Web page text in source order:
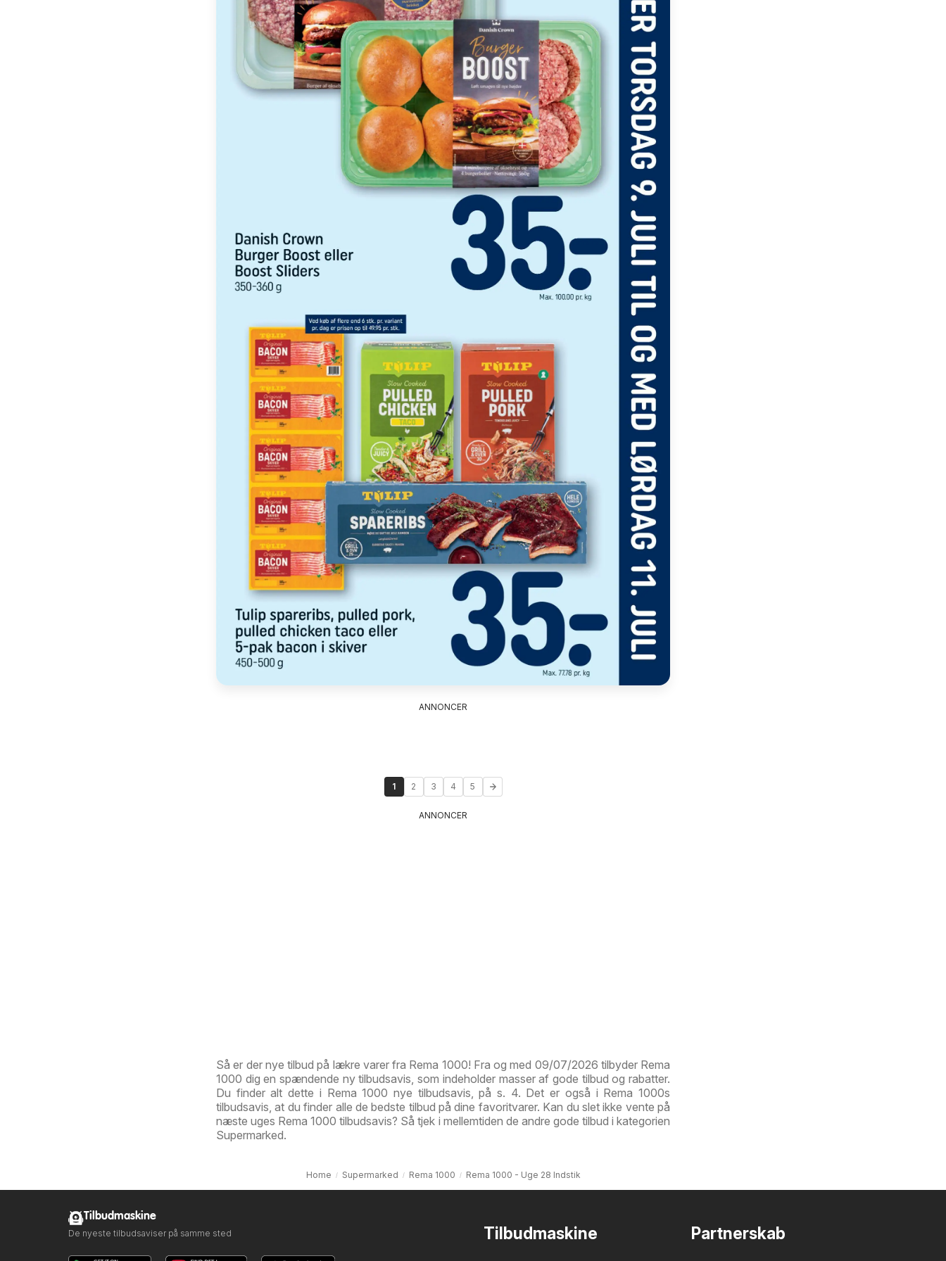
ANNONCER
1 2 3 4 5
ANNONCER
Så er der nye tilbud på lækre varer fra Rema 1000! Fra og med 09/07/2026 tilbyder Rema
1000 dig en spændende ny tilbudsavis, som indeholder masser af gode tilbud og rabatter.
Du finder alt dette i Rema 1000 nye tilbudsavis, på s. 4. Det er også i Rema 1000s
tilbudsavis, at du finder alle de bedste tilbud på dine favoritvarer. Kan du slet ikke vente på
næste uges Rema 1000 tilbudsavis? Så tjek i mellemtiden de andre gode tilbud i kategorien
Supermarked.
Home Supermarked Rema 1000 Rema 1000 - Uge 28 Indstik
Tilbudmaskine Partnerskab
Tilbudmaskine
De nyeste tilbudsaviser på samme sted